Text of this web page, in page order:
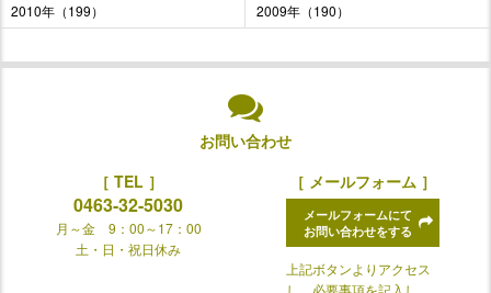
2010年（199）
2009年（190）
お問い合わせ
［ TEL ］
0463-32-5030
月～金 9：00～17：00
土・日・祝日休み
［ メールフォーム ］
メールフォームにて
お問い合わせをする
上記ボタンよりアクセス
し、必要事項を記入し、